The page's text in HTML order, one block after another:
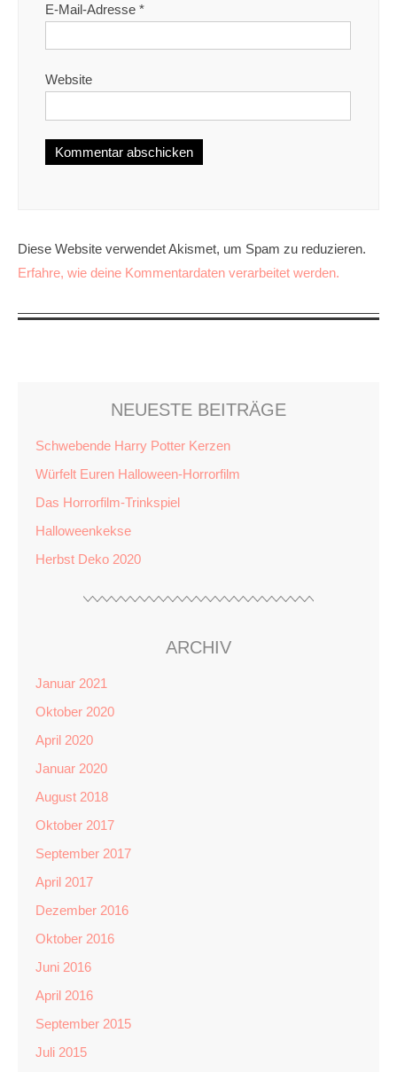
E-Mail-Adresse *
Website
Diese Website verwendet Akismet, um Spam zu reduzieren.
Erfahre, wie deine Kommentardaten verarbeitet werden.
NEUESTE BEITRÄGE
Schwebende Harry Potter Kerzen
Würfelt Euren Halloween-Horrorfilm
Das Horrorfilm-Trinkspiel
Halloweenkekse
Herbst Deko 2020
ARCHIV
Januar 2021
Oktober 2020
April 2020
Januar 2020
August 2018
Oktober 2017
September 2017
April 2017
Dezember 2016
Oktober 2016
Juni 2016
April 2016
September 2015
Juli 2015